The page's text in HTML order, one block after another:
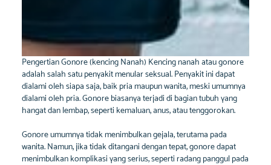
Pengertian Gonore (kencing Nanah) Kencing nanah atau gonore
adalah salah satu penyakit menular seksual. Penyakit ini dapat
dialami oleh siapa saja, baik pria maupun wanita, meski umumnya
dialami oleh pria. Gonore biasanya terjadi di bagian tubuh yang
hangat dan lembap, seperti kemaluan, anus, atau tenggorokan.
Gonore umumnya tidak menimbulkan gejala, terutama pada
wanita. Namun, jika tidak ditangani dengan tepat, gonore dapat
menimbulkan komplikasi yang serius, seperti radang panggul pada